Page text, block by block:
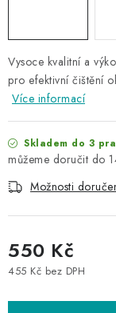
Vysoce kvalitní a
pro efektivní čištění
Více informací
Skladem do 3
Možnosti
550 Kč
455 Kč bez DPH